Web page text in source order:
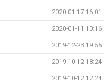
2020-01-17 16:01
2020-01-11 10:16
2019-12-23 19:55
2019-10-12 18:24
2019-10-12 12:24